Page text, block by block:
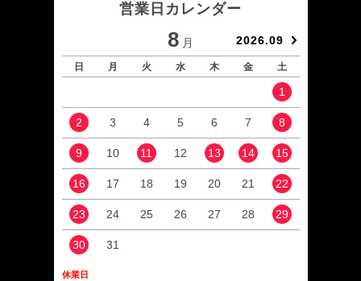
営業日カレンダー
8 月 2026.09
日 月 火 水 木 金 土
1
2 3 4 5 6 7 8
9 10 11 12 13 14 15
16 17 18 19 20 21 22
23 24 25 26 27 28 29
30 31
休業日